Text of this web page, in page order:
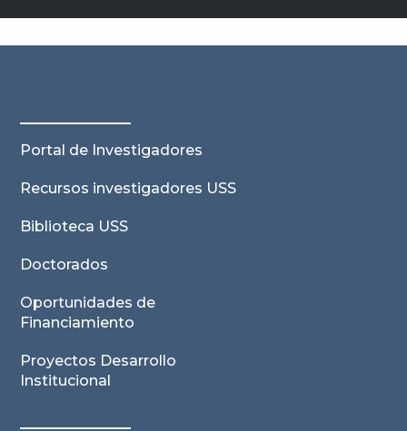
Portal de Investigadores
Recursos investigadores USS
Biblioteca USS
Doctorados
Oportunidades de
Financiamiento
Proyectos Desarrollo
Institucional